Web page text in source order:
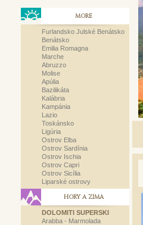
MORE
Furlandsko Julské Benátsko
Benátsko
Emilia Romagna
Marche
Abruzzo
Molise
Apúlia
Bazilikáta
Kalábria
Kampánia
Lazio
Toskánsko
Ligúria
Ostrov Elba
Ostrov Sardínia
Ostrov Ischia
Ostrov Capri
Ostrov Sicília
Liparské ostrovy
HORY A ZIMA
DOLOMITI SUPERSKI
Arabba - Marmolada